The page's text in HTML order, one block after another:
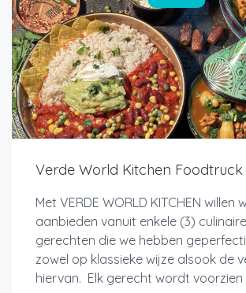
Verde World Kitchen Foodtruck
Met VERDE WORLD KITCHEN willen
aanbieden vanuit enkele (3)
gerechten die we hebben
zowel op klassieke wijze alsook de
hiervan. Elk gerecht wordt voorzien